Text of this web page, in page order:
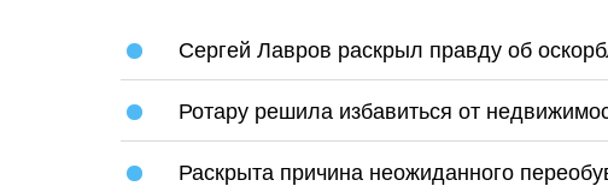
Сергей Лавров раскрыл правду об
Ротару решила избавиться от
Раскрыта причина неожиданного